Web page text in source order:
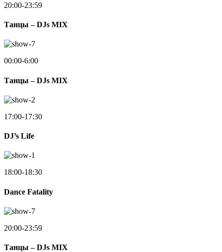
20:00-23:59
Танцы – DJs MIX
00:00-6:00
Танцы – DJs MIX
17:00-17:30
DJ’s Life
18:00-18:30
Dance Fatality
20:00-23:59
Танцы – DJs MIX